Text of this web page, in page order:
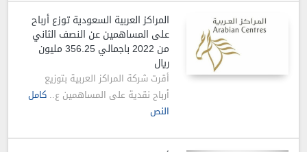
المراكز العربية السعودية توزع أرباح
على المساهمين عن النصف الثاني
من 2022 باجمالي 356.25 مليون
ريال
أقرت شركة المراكز العربية بتوزيع
أرباح نقدية على المساهمين ع..كامل
النص